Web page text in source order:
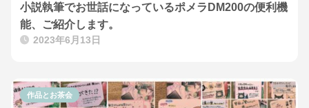
小説執筆でお世話になっているポメラDM200の便利機
能、ご紹介します。
2023年6月13日
作品とお茶会